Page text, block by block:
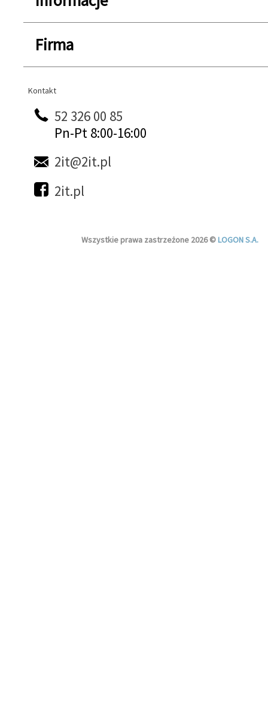
Firma
Kontakt
Kontakt
52 326 00 85
Pn-Pt 8:00-16:00
2it@2it.pl
2it.pl
Wszystkie prawa zastrzeżone 2026 ©LOGON S.A.